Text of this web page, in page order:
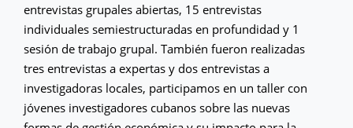
entrevistas grupales abiertas, 15 entrevistas
individuales semiestructuradas en profundidad y 1
sesión de trabajo grupal. También fueron realizadas
tres entrevistas a expertas y dos entrevistas a
investigadoras locales, participamos en un taller con
jóvenes investigadores cubanos sobre las nuevas